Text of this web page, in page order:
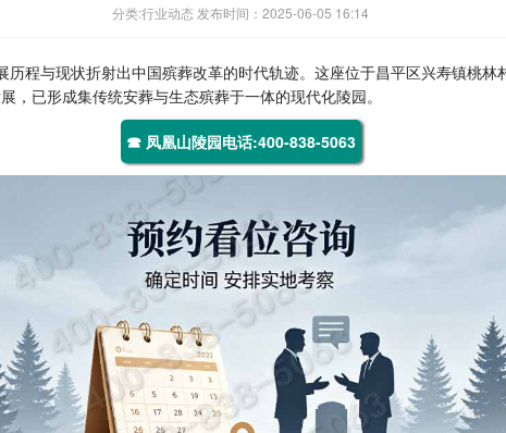
分类:行业动态 发布时间：2025-06-05 16:14
程与现状折射出中国殡葬改革的时代轨迹。这座位于昌平区兴寿镇桃
已形成集传统安葬与生态殡葬于一体的现代化陵园。
☎ 凤凰山陵园电话:400-838-5063